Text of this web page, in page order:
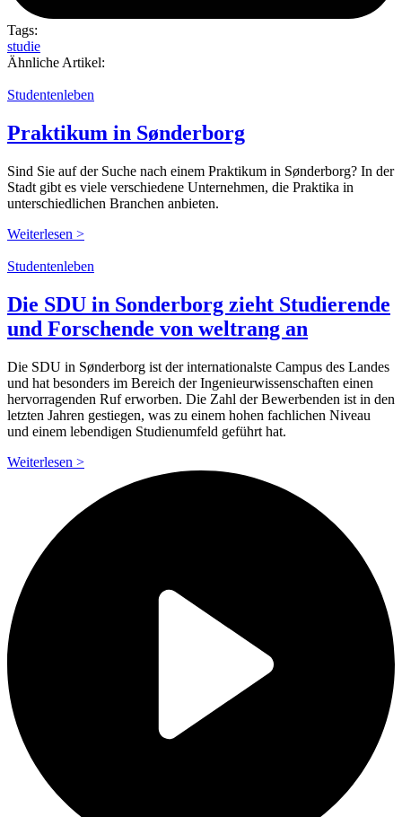
Tags:
studie
Ähnliche Artikel:
Studentenleben
Praktikum in Sønderborg
Sind Sie auf der Suche nach einem Praktikum in Sønderborg? In der
Stadt gibt es viele verschiedene Unternehmen, die Praktika in
unterschiedlichen Branchen anbieten.
Weiterlesen >
Studentenleben
Die SDU in Sonderborg zieht Studierende
und Forschende von weltrang an
Die SDU in Sønderborg ist der internationalste Campus des Landes
und hat besonders im Bereich der Ingenieurwissenschaften einen
hervorragenden Ruf erworben. Die Zahl der Bewerbenden ist in den
letzten Jahren gestiegen, was zu einem hohen fachlichen Niveau
und einem lebendigen Studienumfeld geführt hat.
Weiterlesen >